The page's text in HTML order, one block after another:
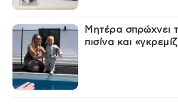
Μητέρα σπρώχνει
πισίνα και